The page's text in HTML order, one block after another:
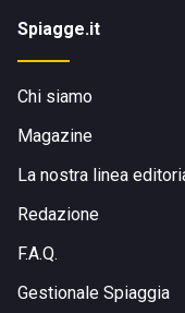
Spiagge.it
Chi siamo
Magazine
La nostra linea
Redazione
F.A.Q.
Gestionale Spiaggia